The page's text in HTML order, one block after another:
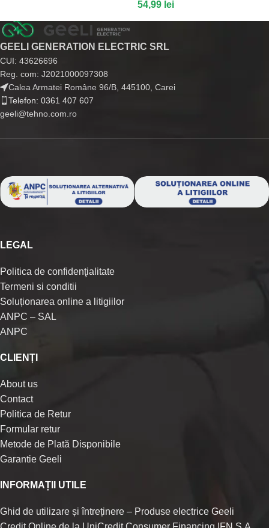
54,99 lei
GEELI GENERATION ELECTRIC SRL
CUI: 43626696
Reg. com: J2021000097308
Calea Armatei Române 96/B, 445100, Carei
Telefon: 0361 407 607
geeli@tehno.com.ro
LEGAL
Politica de confidenţialitate
Termeni si conditii
Soluționarea online a litigiilor
ANPC – SAL
ANPC
CLIENȚI
About us
Contact
Politica de Retur
Formular retur
Metode de Plată Disponibile
Garantie Geeli
INFORMAȚII UTILE
Ghid de utilizare și întreținere – Produse electrice Geeli